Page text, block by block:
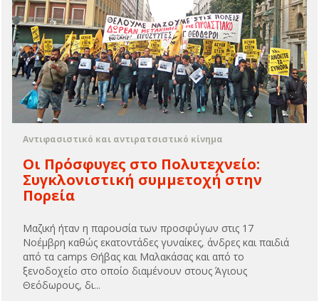
Αντιφασιστικό και αντιρατσιστικό κίνημα
Oι Πρόσφυγες στο Πολυτεχνείο:
Συγκλονιστική συμμετοχή στην
Πορεία
Mαζική ήταν η παρουσία των προσφύγων στις 17
Νοέμβρη καθώς εκατοντάδες γυναίκες, άνδρες και παιδιά
από τα camps Θήβας και Μαλακάσας και από το
ξενοδοχείο στο οποίο διαμένουν στους Άγιους
Θεόδωρους, δι...